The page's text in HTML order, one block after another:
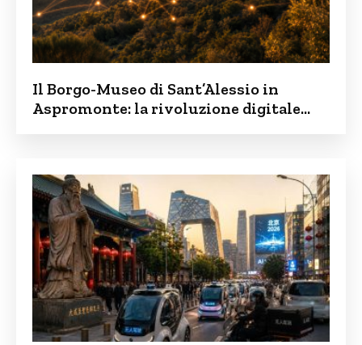
Il Borgo-Museo di Sant’Alessio in
Aspromonte: la rivoluzione digitale